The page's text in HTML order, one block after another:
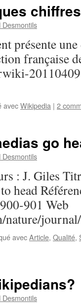
chiffres
présente
française
avecWikipedia | 2
go
: J. Giles
head
901 Web
nature/
avecArticle, Qualité,